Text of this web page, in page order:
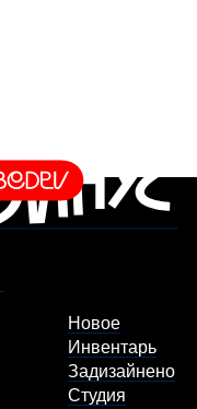
Новое
Инвентарь
Задизайнено
Студия